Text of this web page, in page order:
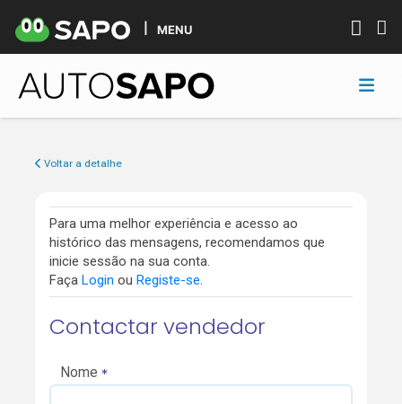
MENU
Voltar a detalhe
Para uma melhor experiência e acesso ao
histórico das mensagens, recomendamos que
inicie sessão na sua conta.
Faça Login ou Registe-se.
Contactar vendedor
Nome